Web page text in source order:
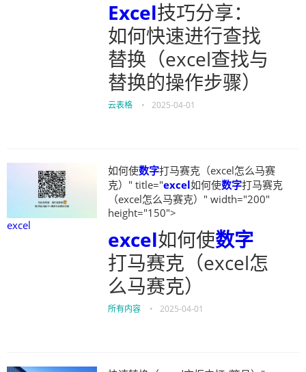
Excel技巧分享：
如何快速进行查找
替换（excel查找与
替换的操作步骤）
云表格 • 2025-04-01
excel
如何使数字打马赛克（excel怎么马赛
克）" title="excel如何使数字打马赛克
（excel怎么马赛克）" width="200"
height="150">
excel如何使数字
打马赛克（excel怎
么马赛克）
所有内容 • 2025-04-01